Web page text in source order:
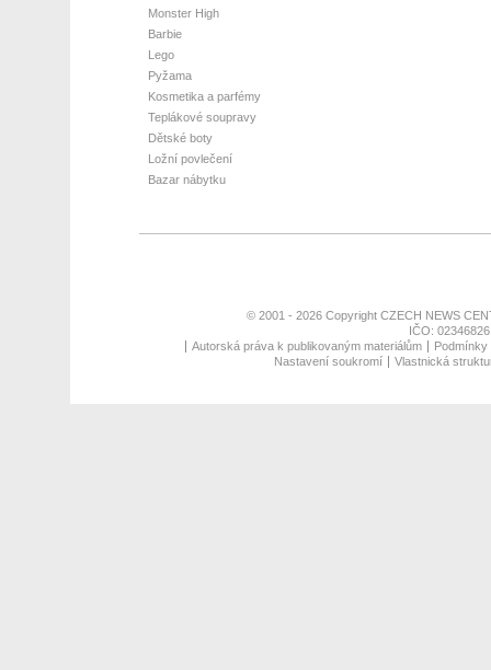
Monster High
Barbie
Lego
Pyžama
Kosmetika a parfémy
Teplákové soupravy
Dětské boty
Ložní povlečení
Bazar nábytku
© 2001 - 2026 Copyright CZECH NEWS
IČO:
Autorská práva k publikovaným materiálům
Nastavení soukromí
Vlastnická